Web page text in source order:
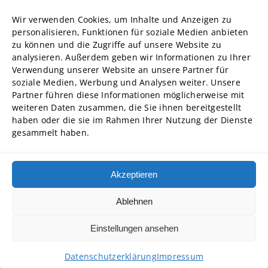
Wir verwenden Cookies, um Inhalte und Anzeigen zu
personalisieren, Funktionen für soziale Medien anbieten
zu können und die Zugriffe auf unsere Website zu
analysieren. Außerdem geben wir Informationen zu Ihrer
Verwendung unserer Website an unsere Partner für
soziale Medien, Werbung und Analysen weiter. Unsere
Partner führen diese Informationen möglicherweise mit
weiteren Daten zusammen, die Sie ihnen bereitgestellt
haben oder die sie im Rahmen Ihrer Nutzung der Dienste
gesammelt haben.
Akzeptieren
Ablehnen
Einstellungen ansehen
DatenschutzerklärungImpressum
Struktur und Organe
Stellenausschreibungen
Diversity Management
Hochschulpartner
ADG Business School an der Steinbeis-Hochschule GmbH
SBA | Management School der Steinbeis Hochschule
Steinbeis School of International Business and Entrepreneurship
(SIBE) GmbH
Steinbeis University – Schools of Next Practices GmbH